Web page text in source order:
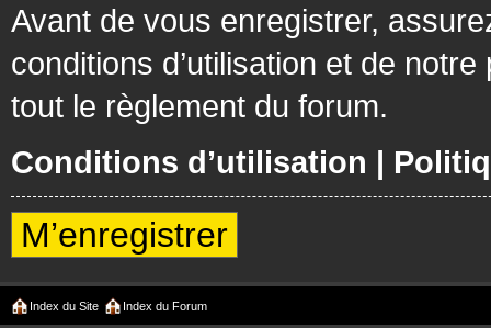
Avant de vous enregistrer,
conditions d’utilisation et de
tout le règlement du forum.
Conditions d’utilisation |
M’enregistrer
Index du Site Index du Forum